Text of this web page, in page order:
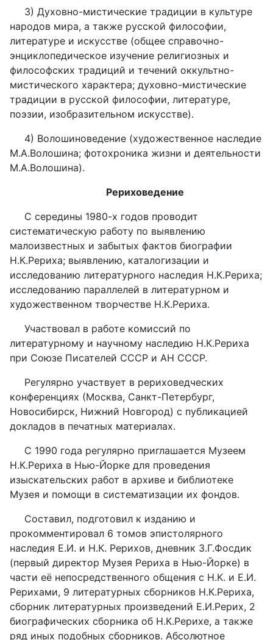
3) Духовно-мистические традиции в культуре
народов мира, а также русской философии,
литературе и искусстве (общее справочно-
энциклопедическое изучение религиозных и
философских традиций и течений оккультно-
мистического характера; духовно-мистические
традиции в русской философии, литературе,
поэзии, изобразительном искусстве).
4) Волошиноведение (художественное наследие
М.А.Волошина; фотохроника жизни и деятельности
М.А.Волошина).
Рериховедение
С середины 1980-х годов проводит
систематическую работу по выявлению
малоизвестных и забытых фактов биографии
Н.К.Рериха; выявлению, каталогизации и
исследованию литературного наследия Н.К.Рериха;
исследованию параллелей в литературном и
художественном творчестве Н.К.Рериха.
Участвовал в работе комиссий по
литературному и научному наследию Н.К.Рериха
при Союзе Писателей СССР и АН СССР.
Регулярно участвует в рериховедческих
конференциях (Москва, Санкт-Петербург,
Новосибирск, Нижний Новгород) с публикацией
докладов в печатных материалах.
С 1990 года регулярно приглашается Музеем
Н.К.Рериха в Нью-Йорке для проведения
изыскательских работ в архиве и библиотеке
Музея и помощи в систематизации их фондов.
Составил, подготовил к изданию и
прокомментировал 6 томов эпистолярного
наследия Е.И. и Н.К. Рерихов, дневник З.Г.Фосдик
(первый директор Музея Рериха в Нью-Йорке) в
части её непосредственного общения с Н.К. и Е.И.
Рерихами, 9 литературных сборников Н.К.Рериха,
сборник литературных произведений Е.И.Рерих, 2
биографических сборника об Н.К.Рерихе, а также
ряд иных подобных сборников. Абсолютное